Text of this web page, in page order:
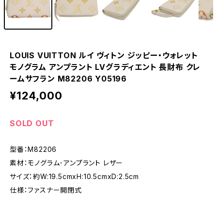
LOUIS VUITTON ルイ ヴィトン ジッピー・ウォレット
モノグラム アンプラント LVグラディエント 長財布 クレ
ームサフラン M82206 Y05196
¥124,000
SOLD OUT
型番：M82206
素材：モノグラム･アンプラント レザー
サイズ：約W:19.5cmxH:10.5cmxD:2.5cm
仕様：ファスナー開閉式